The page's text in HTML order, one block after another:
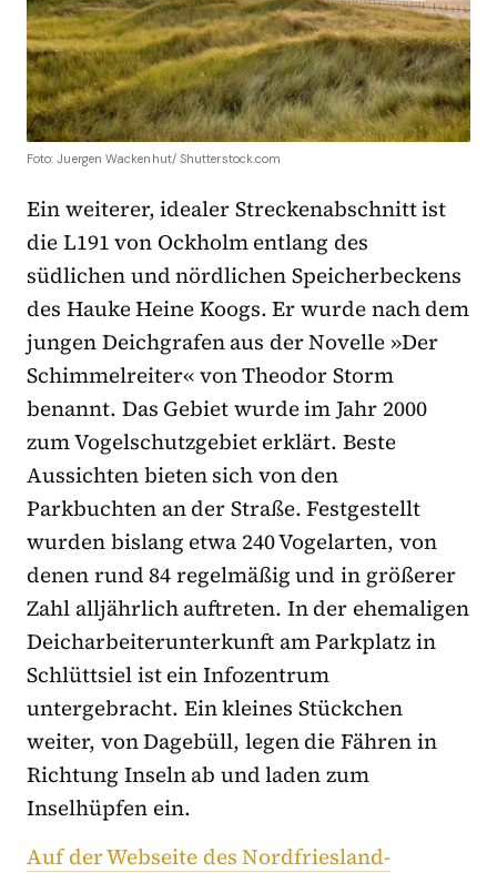
Foto: Juergen Wackenhut/ Shutterstock.com
Ein weiterer, idealer Streckenabschnitt ist
die L191 von Ockholm entlang des
südlichen und nördlichen Speicherbeckens
des Hauke Heine Koogs. Er wurde nach dem
jungen Deichgrafen aus der Novelle »Der
Schimmelreiter« von Theodor Storm
benannt. Das Gebiet wurde im Jahr 2000
zum Vogelschutzgebiet erklärt. Beste
Aussichten bieten sich von den
Parkbuchten an der Straße. Festgestellt
wurden bislang etwa 240 Vogelarten, von
denen rund 84 regelmäßig und in größerer
Zahl alljährlich auftreten. In der ehemaligen
Deicharbeiterunterkunft am Parkplatz in
Schlüttsiel ist ein Infozentrum
untergebracht. Ein kleines Stückchen
weiter, von Dagebüll, legen die Fähren in
Richtung Inseln ab und laden zum
Inselhüpfen ein.
Auf der Webseite des Nordfriesland-